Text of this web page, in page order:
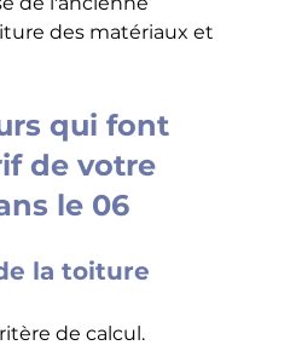
des matériaux et
qui font
de votre
le 06
la toiture
de calcul.